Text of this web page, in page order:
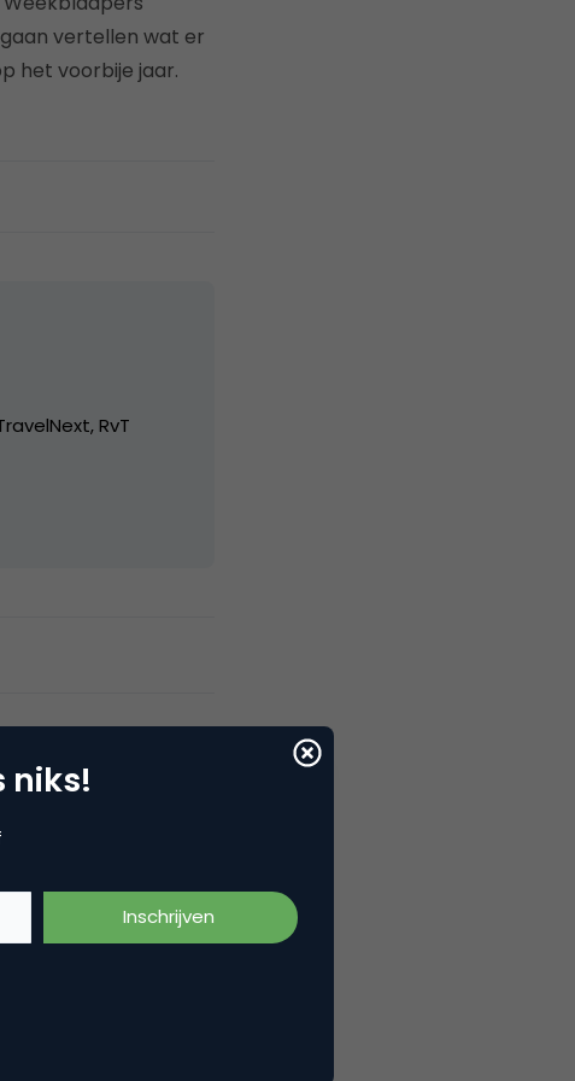
vertellen wat er
het voorbije jaar.
RvT
op 6 januari voor mij (en nog
niks!